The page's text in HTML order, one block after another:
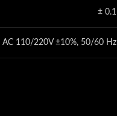
± 0.1
AC 110/220V ±10%, 50/60 Hz